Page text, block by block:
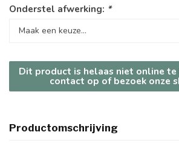
Onderstel afwerking: *
Dit product is helaas niet online
contact op of bezoek onze
Productomschrijving